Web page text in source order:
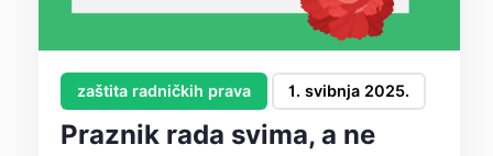
zaštita radničkih prava 1. svibnja 2025.
Praznik rada svima, a ne